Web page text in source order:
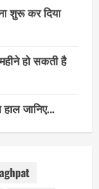
शुरू कर दिया
हो सकती है
जानिए…